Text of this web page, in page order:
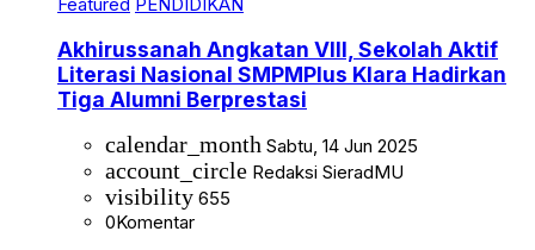
Featured PENDIDIKAN
Akhirussanah Angkatan VIII, Sekolah Aktif
Literasi Nasional SMPMPlus Klara Hadirkan
Tiga Alumni Berprestasi
calendar_month Sabtu, 14 Jun 2025
account_circle Redaksi SieradMU
visibility 655
0Komentar